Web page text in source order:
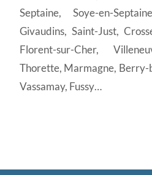
Septaine, Soye-en-
Givaudins, Saint-Just,
Florent-sur-Cher,
Thorette, Marmagne, Berry-
Vassamay, Fussy…